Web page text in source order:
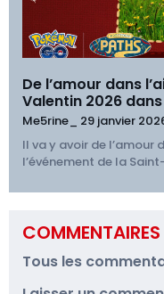
De l’amour dans
Valentin 2026
Me5rine_ 29 janvier
Il va y avoir de l’amour
l’événement de la
COMMENTAIRES
Tous les